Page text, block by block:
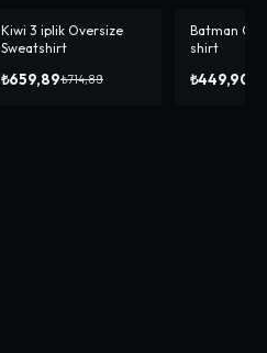
-%8
Kiwi 3 iplik Oversize
Sweatshirt
₺659,89₺714,89
Batman
shirt
₺449,90